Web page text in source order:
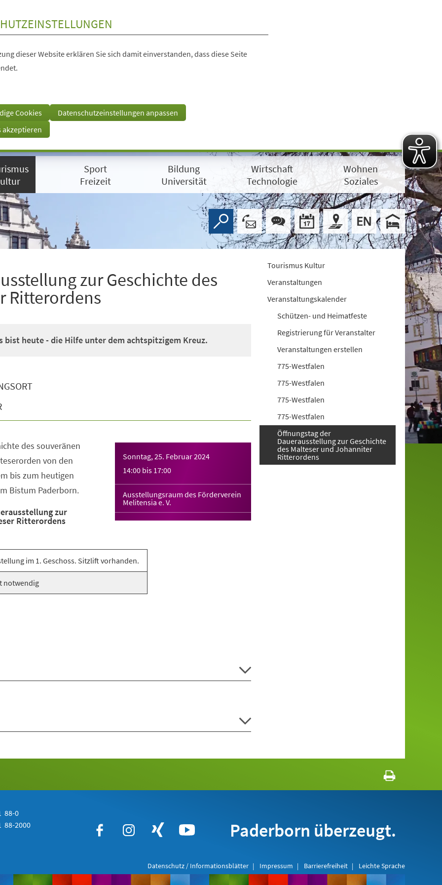
dieser Website erklären Sie sich damit einverstanden, dass diese Seite
Cookies
Datenschutzeinstellungen anpassen
akzeptieren
Sport
Freizeit
Bildung
Universität
Wirtschaft
Technologie
Wohnen
Soziales
zur Geschichte des
Ritterordens
bist heute - die Hilfe unter dem achtspitzigem Kreuz.
Sonntag, 25. Februar 2024
14:00 bis 17:00
Ausstellungsraum des Förderverein
Melitensia e. V.
des souveränen
von den
bis zum heutigen
Bistum Paderborn.
zur
Ritterordens
im 1. Geschoss. Sitzlift vorhanden.
notwendig
Tourismus Kultur
Veranstaltungen
Veranstaltungskalender
Schützen- und Heimatfeste
Registrierung für Veranstalter
Veranstaltungen erstellen
775-Westfalen
775-Westfalen
775-Westfalen
775-Westfalen
Öffnungstag der
Dauerausstellung zur Geschichte
des Malteser und Johanniter
Ritterordens
88-0
88-2000 Paderborn überzeugt.
Datenschutz / Informationsblätter Impressum Barrierefreiheit Leichte Sprache